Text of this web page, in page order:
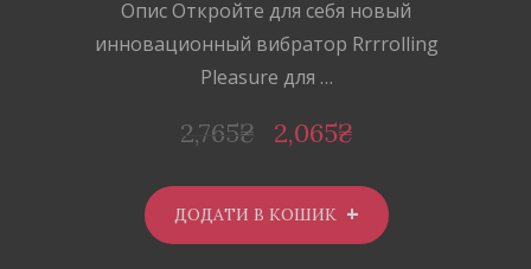
Опис Откройте для себя новый
инновационный вибратор Rrrrolling
Pleasure для …
2,765₴ 2,065₴
ДОДАТИ В КОШИК